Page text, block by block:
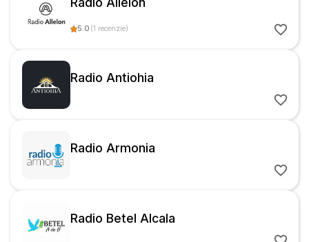
5.0 (1 recenzie)
Radio Antiohia
Radio Armonia
Radio Betel Alcala